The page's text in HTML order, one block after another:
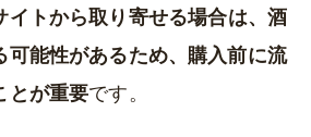
イトから取り寄せる場合は、酒
可能性があるため、購入前に流
とが重要です。